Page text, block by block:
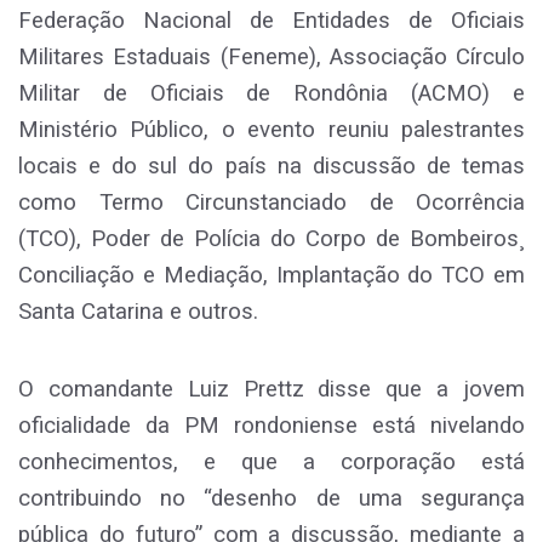
Federação Nacional de Entidades de Oficiais
Militares Estaduais (Feneme), Associação Círculo
Militar de Oficiais de Rondônia (ACMO) e
Ministério Público, o evento reuniu palestrantes
locais e do sul do país na discussão de temas
como Termo Circunstanciado de Ocorrência
(TCO), Poder de Polícia do Corpo de Bombeiros¸
Conciliação e Mediação, Implantação do TCO em
Santa Catarina e outros.
O comandante Luiz Prettz disse que a jovem
oficialidade da PM rondoniense está nivelando
conhecimentos, e que a corporação está
contribuindo no “desenho de uma segurança
pública do futuro” com a discussão, mediante a